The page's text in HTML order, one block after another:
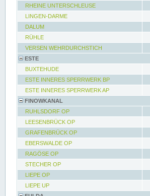
RHEINE UNTERSCHLEUSE
LINGEN-DARME
DALUM
RÜHLE
VERSEN WEHRDURCHSTICH
ESTE
BUXTEHUDE
ESTE INNERES SPERRWERK BP
ESTE INNERES SPERRWERK AP
FINOWKANAL
RUHLSDORF OP
LEESENBRÜCK OP
GRAFENBRÜCK OP
EBERSWALDE OP
RAGÖSE OP
STECHER OP
LIEPE OP
LIEPE UP